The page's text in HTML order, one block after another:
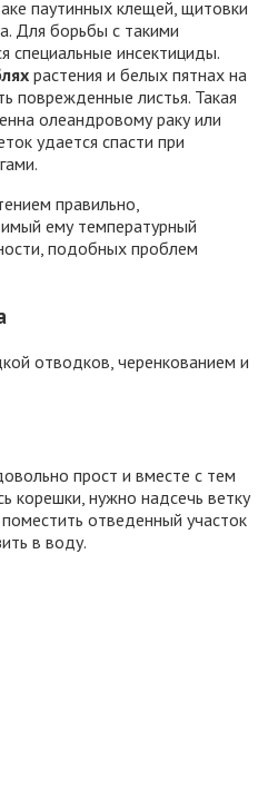
паутинных клещей, щитовки
Для борьбы с такими
специальные инсектициды.
растения и белых пятнах на
поврежденные листья. Такая
олеандровому раку или
удается спасти при
правильно,
ему температурный
подобных проблем
отводков, черенкованием и
прост и вместе с тем
корешки, нужно надсечь ветку
отведенный участок
в воду.